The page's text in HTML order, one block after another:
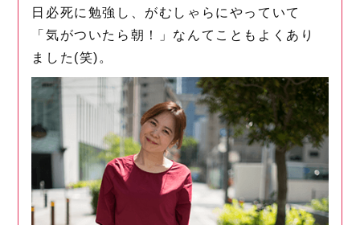
日必死に勉強し、がむしゃらにやっていて
「気がついたら朝！」なんてこともよくあり
ました(笑)。